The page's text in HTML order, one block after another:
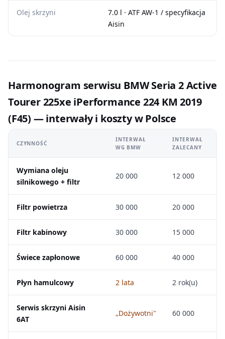
Olej skrzyni
7.0 l · ATF AW-1 / specyfikacja
Aisin
Harmonogram serwisu BMW Seria 2 Active
Tourer 225xe iPerformance 224 KM 2019
(F45) — interwały i koszty w Polsce
CZYNNOŚĆ
INTERWAŁ
WG BMW
INTERWAŁ
ZALECANY
Wymiana oleju
silnikowego + filtr
20 000 12 000
Filtr powietrza 30 000 20 000
Filtr kabinowy 30 000 15 000
Świece zapłonowe 60 000 40 000
Płyn hamulcowy 2 lata 2 rok(u)
Serwis skrzyni Aisin
6AT
„Dożywotni" 60 000